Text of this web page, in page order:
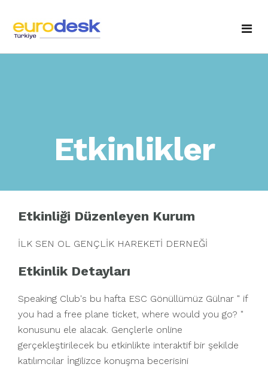
Yayınlarımız
Etkinlikler
Etkinliği Düzenleyen Kurum
İLK SEN OL GENÇLİK HAREKETİ DERNEĞİ
Etkinlik Detayları
Speaking Club's bu hafta ESC Gönüllümüz Gülnar " if
you had a free plane ticket, where would you go? "
konusunu ele alacak. Gençlerle online
gerçekleştirilecek bu etkinlikte interaktif bir şekilde
katılımcılar İngilizce konuşma becerisini